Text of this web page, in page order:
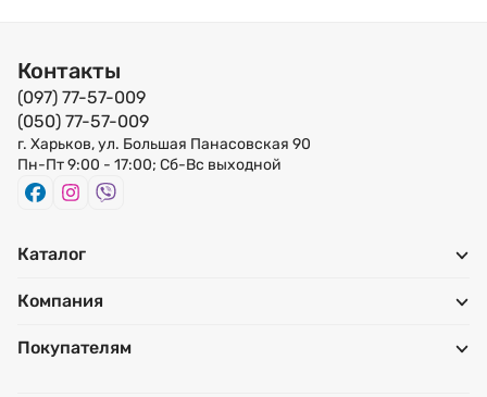
Контакты
(097) 77-57-009
(050) 77-57-009
г. Харьков, ул. Большая Панасовская 90
Пн-Пт 9:00 - 17:00; Сб-Вс выходной
Каталог
Компания
Покупателям